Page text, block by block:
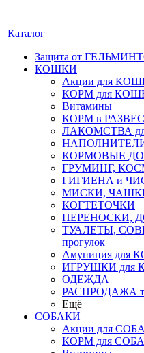
Каталог
Защита от
КОШКИ
Акции для
КОРМ для
Витамины
КОРМ в РАЗВЕС
ЛАКОМСТВА
КОРМОВЫЕ
ГРУМИНГ,
ГИГИЕНА и
МИСКИ,
КОГТЕТОЧКИ
ПЕРЕНОСКИ,
ТУАЛЕТЫ,
прогулок
Амуниция для
ИГРУШКИ для
ОДЕЖДА
РАСПРОДАЖА
Ещё
СОБАКИ
Акции для
КОРМ для